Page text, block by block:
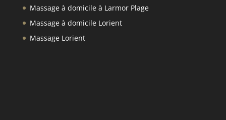
Massage à domicile à Larmor Plage
Massage à domicile Lorient
Massage Lorient